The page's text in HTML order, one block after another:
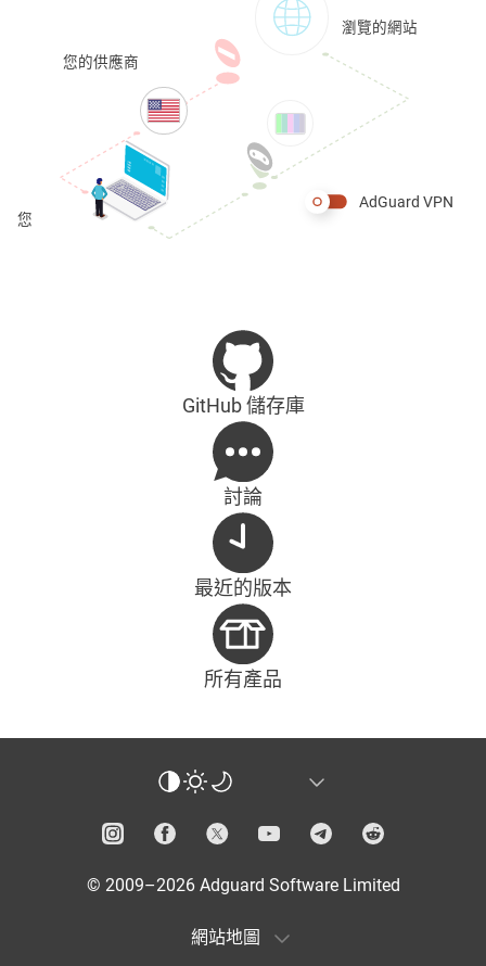
您的供應商
您
瀏覽的網站
AdGuard VPN
GitHub 儲存庫
討論
最近的版本
所有產品
© 2009–2026 Adguard Software Limited
網站地圖